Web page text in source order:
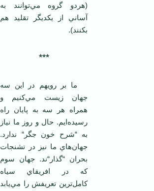
(هردو گروه مي‌توانند به
آساني از يکديگر تقليد هم
بکنند).
***
ما بر رويهم در اين سه
جهان زيست مي‌کنيم و
همراه هر سه به پايان راه
رسيده‌ايم. حال و روز ما نياز
به “شرح خون جگر“ ندارد.
جهان‌هاي ما نيز در تشنجات
بحران “گذار“ند. جهان سوم
که در افريقاي سياه
کامل‌ترين تعريفش را مي‌يابد